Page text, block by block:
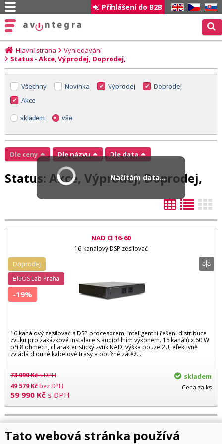
EN CZ SK
Přihlášení do B2B
Hlavní strana
Vyhledávání
Status - Akce, Výprodej, Doprodej,
Všechny Novinka Výprodej
Doprodej
Akce
skladem vše
Dle ceny Dle názvu Dle data
Status: Akce, Výprodej, Doprodej,
NAD CI 16-60
16-kanálový DSP zesilovač
16 kanálový zesilovač s DSP procesorem, inteligentní řešení distribuce
zvuku pro zakázkové instalace s audiofilním výkonem. 16 kanálů x 60 W
při 8 ohmech, charakteristický zvuk NAD, výška pouze 2U, efektivně
zvládá dlouhé kabelové trasy a obtížné zátěž...
73 990Kčs DPH
49 579 Kčbez DPH
59 990 Kč s DPH
Doprodej
BluOS Lab Praha
-19%
skladem
Cena za ks
Tato webová stránka používá
Načítám data...